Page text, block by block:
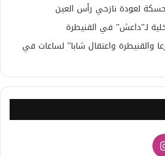
لعودة نازحي رأس العين
والقنيطرة واعتقال شابا” لساعات في
انستقرام